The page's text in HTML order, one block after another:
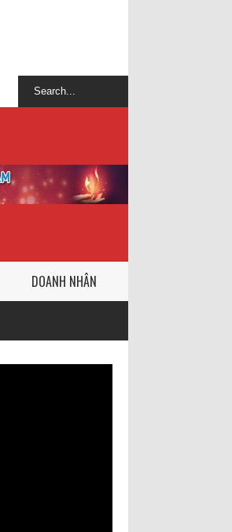
DOANH NHÂN